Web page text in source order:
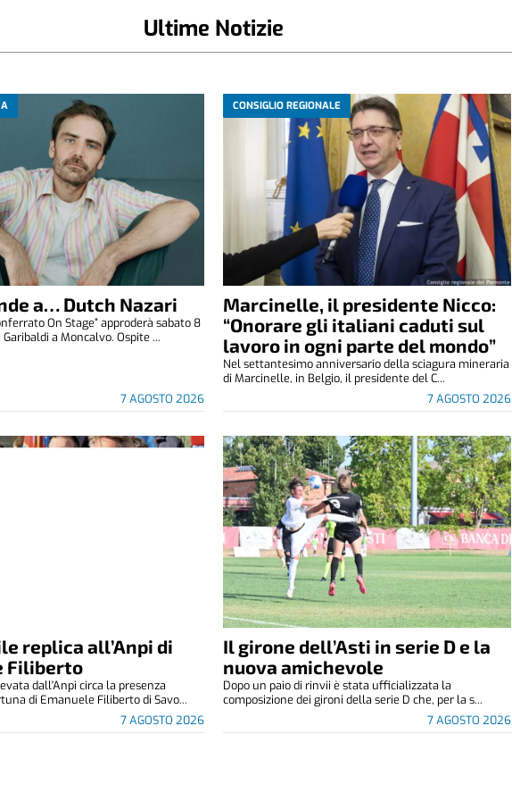
Ultime Notizie
a… Dutch Nazari
7 AGOSTO 2026
On Stage” approderà sabato 8
a Moncalvo. Ospite ...
CONSIGLIO REGIONALE
Marcinelle, il presidente Nicco:
“Onorare gli italiani caduti sul
lavoro in ogni parte del mondo”
7 AGOSTO 2026
Nel settantesimo anniversario della sciagura mineraria
di Marcinelle, in Belgio, il presidente del C...
replica all’Anpi di
Filiberto
7 AGOSTO 2026
dall'Anpi circa la presenza
di Emanuele Filiberto di Savo...
Il girone dell’Asti in serie D e la
nuova amichevole
7 AGOSTO 2026
Dopo un paio di rinvii è stata ufficializzata la
composizione dei gironi della serie D che, per la s...